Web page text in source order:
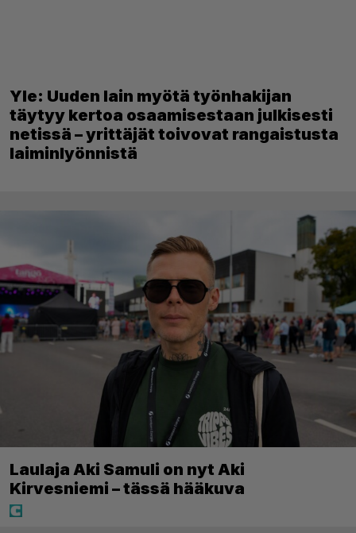
Yle: Uuden lain myötä työnhakijan
täytyy kertoa osaamisestaan julkisesti
netissä – yrittäjät toivovat rangaistusta
laiminlyönnistä
Laulaja Aki Samuli on nyt Aki
Kirvesniemi – tässä hääkuva